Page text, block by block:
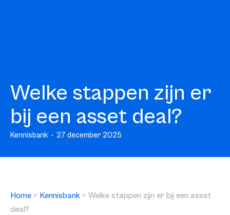
Welke stappen zijn er
bij een asset deal?
Kennisbank 27 december 2025
Home > Kennisbank > Welke stappen zijn er bij een asset
deal?